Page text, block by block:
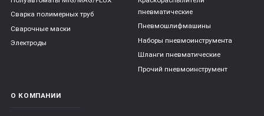
Сварка полимерных труб
Сварочные маски
Электроды
пневматические
Пневмошлифмашины
Наборы пневмоинструмента
Шланги пневматические
Прочий пневмоинструмент
О КОМПАНИИ